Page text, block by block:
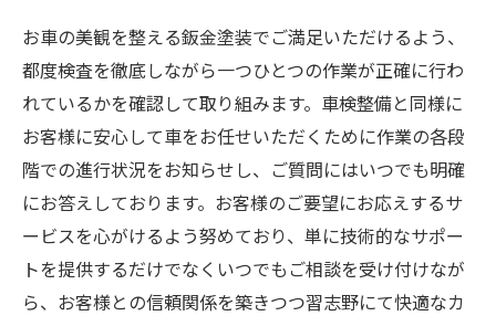
お車の美観を整える鈑金塗装でご満足いただけるよう、
都度検査を徹底しながら一つひとつの作業が正確に行わ
れているかを確認して取り組みます。車検整備と同様に
お客様に安心して車をお任せいただくために作業の各段
階での進行状況をお知らせし、ご質問にはいつでも明確
にお答えしております。お客様のご要望にお応えするサ
ービスを心がけるよう努めており、単に技術的なサポー
トを提供するだけでなくいつでもご相談を受け付けなが
ら、お客様との信頼関係を築きつつ習志野にて快適なカ